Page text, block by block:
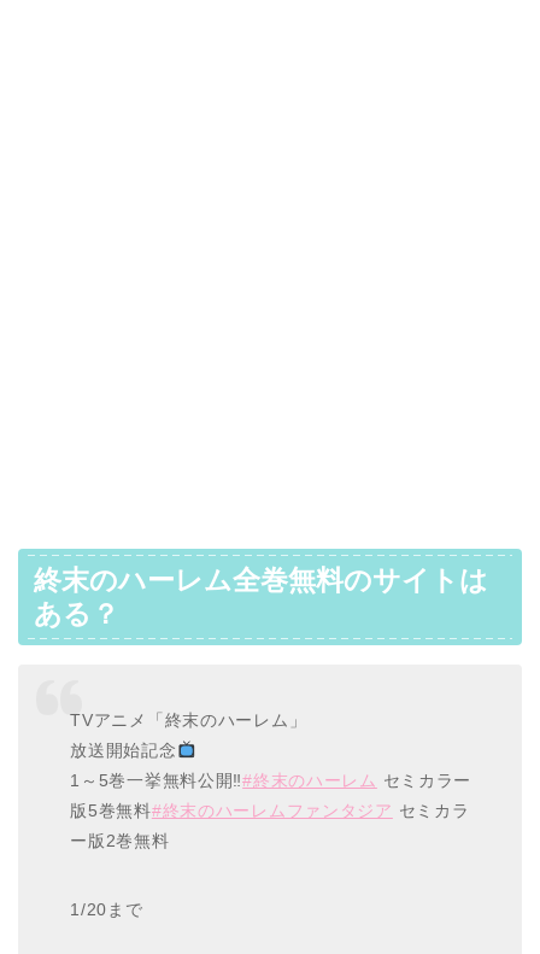
終末のハーレム全巻無料のサイトは
ある？
TVアニメ「終末のハーレム」
放送開始記念
1～5巻一挙無料公開‼#終末のハーレム セミカラー
版5巻無料#終末のハーレムファンタジア セミカラ
ー版2巻無料
1/20まで